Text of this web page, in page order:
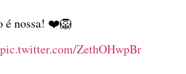
é nossa! ❤️🦁
pic.twitter.com/ZethOHwpBr